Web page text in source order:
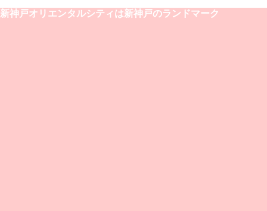
新神戸オリエンタルシティは新神戸のランドマーク